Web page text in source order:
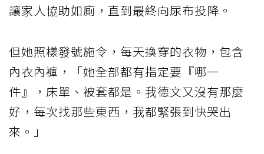
讓家人協助如廁，直到最終向尿布投降。
但她照樣發號施令，每天換穿的衣物，包含
內衣內褲，「她全部都有指定要『哪一
件』，床單、被套都是。我德文又沒有那麼
好，每次找那些東西，我都緊張到快哭出
來。」